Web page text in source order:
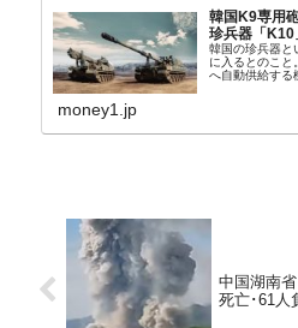
韓国K9専用
珍兵器「K10
韓国の珍兵器と
に入るとのこと
へ自動供給する
から以下に一
money1.jp
中国湖南
死亡･61人